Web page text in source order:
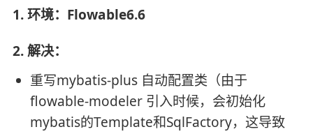
1. 环境：Flowable6.6
2. 解决：
重写mybatis-plus 自动配置类（由于
flowable-modeler 引入时候，会初始化
mybatis的Template和SqlFactory，这导致